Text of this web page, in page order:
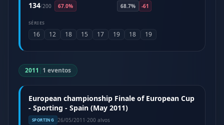
134/200 67.0%
68.7%
-61
SÉRIES
16 12 18 15 17 19 18 19
2011 | 1 eventos
European championship Finale of European Cup
- Sporting - Spain (May 2011)
SPORTING 26/05/2011 ·200 alvos